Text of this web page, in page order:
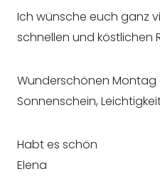
Ich wünsche euch ganz
schnellen und köstlichen
Wunderschönen Montag
Sonnenschein,
Habt es schön
Elena